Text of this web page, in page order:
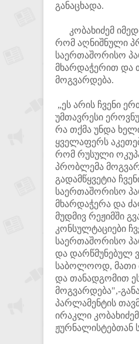
განაცხადა.
კობახიძემ
რომ აღნიშნული
საერთაშორისო
მხარდაჭერით და
მოგვარდება.
„ეს არის ჩვენი
უმთავრესი
რა თქმა უნდა
ყველაფერს
რომ რუსული
პრობლემა
გადამწყვეტია
საერთაშორისო
მხარდაჭერა და
მუდმივ რეჟიმში
კონსულტაციები
საერთაშორისო
და დარწმუნებულ
საბოლოოდ, მათი
და თანადგომით
მოგვარდება",-
პარლამენტის
ირაკლი კობახიძემ
ჟურნალისტებთან